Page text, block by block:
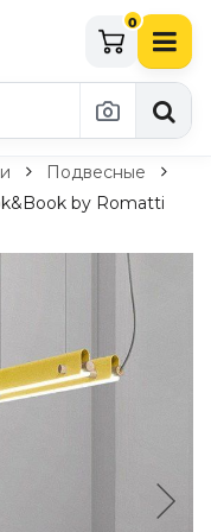
0
Подвесные
by Romatti